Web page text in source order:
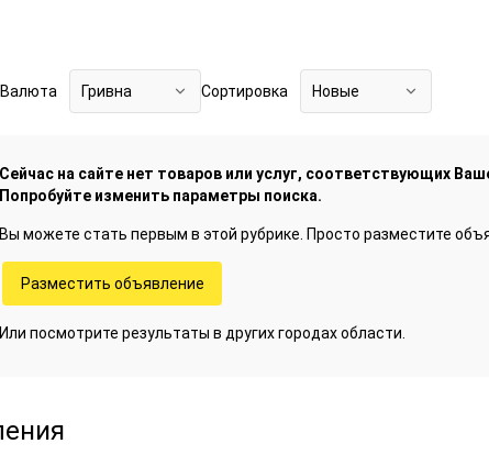
Валюта Гривна Сортировка Новые
Сейчас на сайте нет товаров или услуг, соответствующих
Попробуйте изменить параметры поиска.
Вы можете стать первым в этой рубрике. Просто разместите
Разместить объявление
Или посмотрите результаты в других городах области.